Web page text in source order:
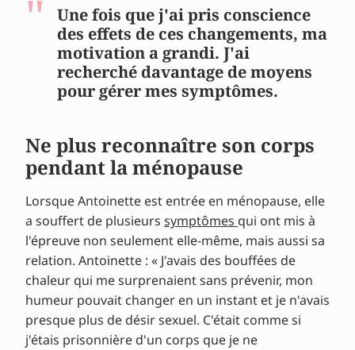
Vous souhaitez savoir si vous êtes en
ménopause ? Obtenez une réponse immédiate.
Conseils d'experts et récits d'expériences
Une fois que j'ai pris conscience
des effets de ces changements, ma
motivation a grandi. J'ai
recherché davantage de moyens
pour gérer mes symptômes.
Ne plus reconnaître son corps
pendant la ménopause
Lorsque Antoinette est entrée en ménopause, elle
a souffert de plusieurs symptômes qui ont mis à
l'épreuve non seulement elle-même, mais aussi sa
relation. Antoinette : « J'avais des bouffées de
chaleur qui me surprenaient sans prévenir, mon
humeur pouvait changer en un instant et je n'avais
presque plus de désir sexuel. C'était comme si
j'étais prisonnière d'un corps que je ne